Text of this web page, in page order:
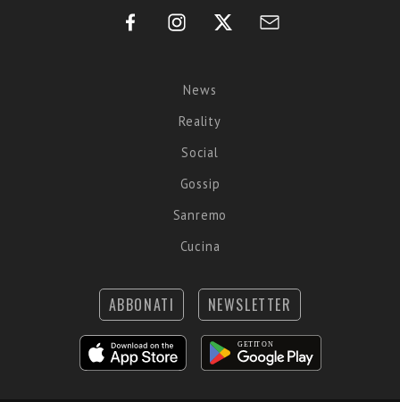
News
Reality
Social
Gossip
Sanremo
Cucina
ABBONATI NEWSLETTER